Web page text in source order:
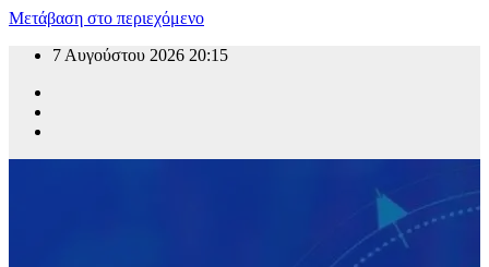
Μετάβαση στο περιεχόμενο
7 Αυγούστου 2026 20:15